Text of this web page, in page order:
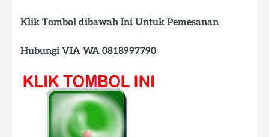
Klik Tombol dibawah Ini Untuk Pemesanan
Hubungi VIA WA 0818997790